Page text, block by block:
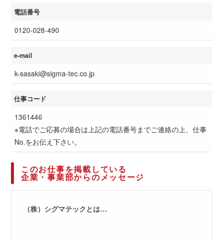
電話番号
0120-028-490
e-mail
k-sasaki@sigma-tec.co.jp
仕事コード
1361446
※電話でご応募の場合は上記の電話番号までご連絡の上、仕事
No.をお伝え下さい。
このお仕事を掲載している
企業・事業部からのメッセージ
（株）シグマテックとは…